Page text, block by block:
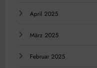
April 2025
März 2025
Februar 2025